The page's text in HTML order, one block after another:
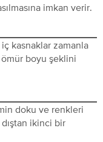
imkan verir.
kasnaklar zamanla
ömür boyu şeklini
doku ve renkleri
ikinci bir